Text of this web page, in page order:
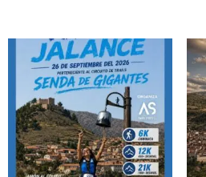
Inicio2
Nuestros Servicios
Calendario 2026